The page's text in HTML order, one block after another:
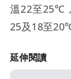
溫22至25℃
25及18至
延伸閱讀